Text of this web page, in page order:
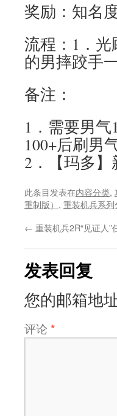
奖励：知名
流程：1．
的男摔跤手
备注：
1．需要男
100+后刷男
2．【玛多
此条目发表在内容分类,
重制版） , 重装机兵系列
← 重装机兵2R“见证人”
发表回复
您的邮箱地
评论 *